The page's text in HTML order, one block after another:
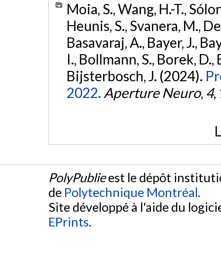
Moia, S., Wang, H.-T.,
Heunis, S., Svanera, M.,
Basavaraj, A., Bayer, J.,
I., Bollmann, S., Borek, D.,
Bijsterbosch, J. (2024).
2022. Aperture Neuro, 4,
PolyPublieest le dépôt
de Polytechnique Montréal.
Site développé à l'aide du
EPrints.